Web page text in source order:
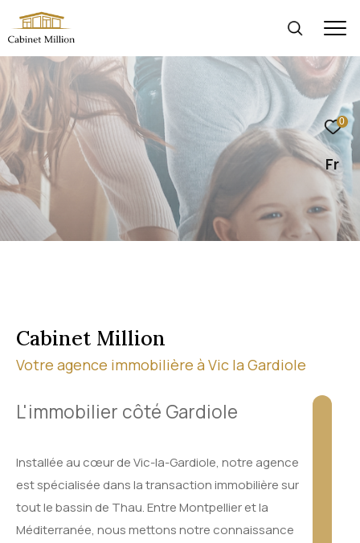
0
Fr
Cabinet Million
Votre agence immobilière à Vic la Gardiole
L'immobilier côté Gardiole
Installée au cœur de Vic-la-Gardiole, notre agence
est spécialisée dans la transaction immobilière sur
tout le bassin de Thau. Entre Montpellier et la
Méditerranée, nous mettons notre connaissance